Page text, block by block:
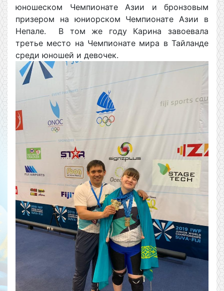
юношеском Чемпионате Азии и бронзовым
призером на юниорском Чемпионате Азии в
Непале. В том же году Карина завоевала
третье место на Чемпионате мира в Тайланде
среди юношей и девочек.